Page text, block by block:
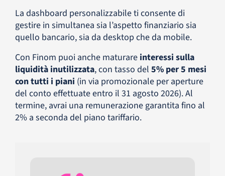
La dashboard personalizzabile ti consente di
gestire in simultanea sia l’aspetto finanziario sia
quello bancario, sia da desktop che da mobile.
Con Finom puoi anche maturare interessi sulla
liquidità inutilizzata, con tasso del 5% per 5 mesi
con tutti i piani (in via promozionale per aperture
del conto effettuate entro il 31 agosto 2026). Al
termine, avrai una remunerazione garantita fino al
2% a seconda del piano tariffario.